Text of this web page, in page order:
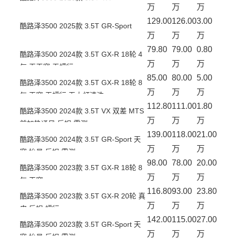
万
万
万
酷路泽3500 2025款 3.5T GR-Sport
129.00
万
126.00
万
3.00
万
酷路泽3500 2024款 3.5T GX-R 18轮 4
气 无天窗 无蠕行
79.80
万
79.00
万
0.80
万
酷路泽3500 2024款 3.5T GX-R 18轮 8
气 天窗 无蠕行 无大灯清洗
85.00
万
80.00
万
5.00
万
酷路泽3500 2024款 3.5T VX 双差 MTS
前加热通风 后娱 雷测
112.80
万
111.00
万
1.80
万
酷路泽3500 2024款 3.5T GR-Sport 天
窗 抬显 后娱 雷测
139.00
万
118.00
万
21.00
万
酷路泽3500 2023款 3.5T GX-R 18轮 8
气 天窗
98.00
万
78.00
万
20.00
万
酷路泽3500 2023款 3.5T GX-R 20轮 真
皮 后娱 蠕行
116.80
万
93.00
万
23.80
万
酷路泽3500 2023款 3.5T GR-Sport 天
窗 抬显 后娱 雷测
142.00
万
115.00
万
27.00
万